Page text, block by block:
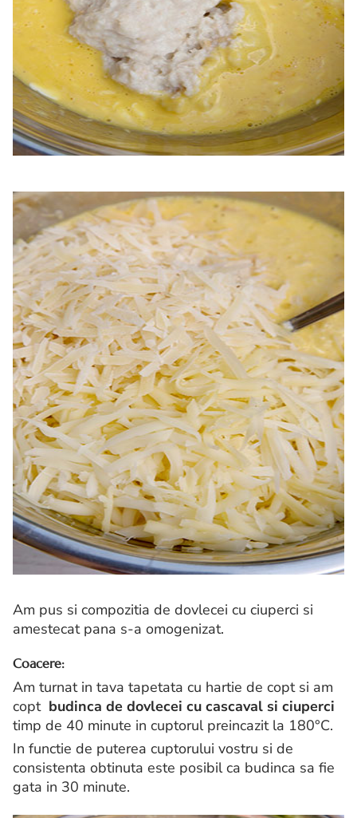
Am pus si compozitia de dovlecei cu ciuperci si
amestecat pana s-a omogenizat.
Coacere:
Am turnat in tava tapetata cu hartie de copt si am
copt budinca de dovlecei cu cascaval si ciuperci
timp de 40 minute in cuptorul preincazit la 180°C.
In functie de puterea cuptorului vostru si de
consistenta obtinuta este posibil ca budinca sa fie
gata in 30 minute.